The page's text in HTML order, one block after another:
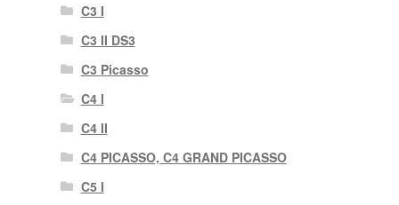
C3 I
C3 II DS3
C3 Picasso
C4 I
C4 II
C4 PICASSO, C4 GRAND PICASSO
C5 I